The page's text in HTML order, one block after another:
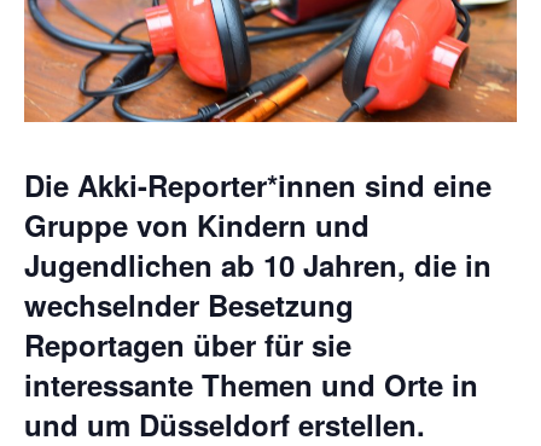
Die Akki-Reporter*innen sind eine
Gruppe von Kindern und
Jugendlichen ab 10 Jahren, die in
wechselnder Besetzung
Reportagen über für sie
interessante Themen und Orte in
und um Düsseldorf erstellen.